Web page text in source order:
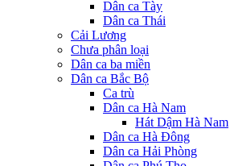
Dân ca Tày
Dân ca Thái
Cải Lương
Chưa phân loại
Dân ca ba miền
Dân ca Bắc Bộ
Ca trù
Dân ca Hà Nam
Hát Dậm Hà Nam
Dân ca Hà Đông
Dân ca Hải Phòng